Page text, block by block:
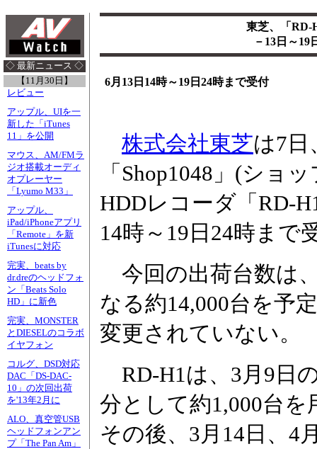
◇ 最新ニュース ◇
【11月30日】
レビュー
アップル、UIを一
新した「iTunes
11」を公開
マウス、AM/FMラ
ジオ搭載オーディ
オプレーヤー
「Lyumo M33」
アップル、
iPad/iPhoneアプリ
「Remote」を新
iTunesに対応
完実、beats by
dr.dreのヘッドフォ
ン「Beats Solo
HD」に新色
完実、MONSTER
とDIESELのコラボ
イヤフォン
コルグ、DSD対応
DAC「DS-DAC-
10」の次回出荷
を'13年2月に
ALO、真空管USB
ヘッドフォンアン
プ「The Pan Am」
東芝、「RD-
－13日～19
6月13日14時～19日24時まで受付
株式会社東芝は7日
「Shop1048」(ショ
HDDレコーダ「RD-
14時～19日24時まで
今回の出荷台数は
なる約14,000台を予
変更されていない。
RD-H1は、3月9日
分として約1,000台
その後、3月14日、4